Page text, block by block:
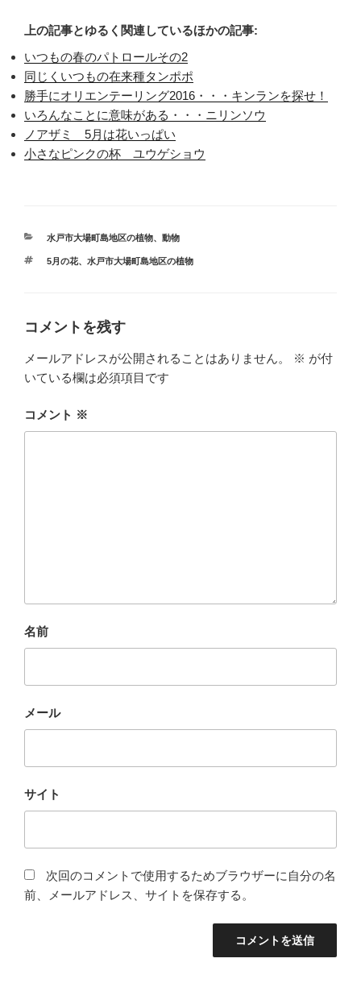
上の記事とゆるく関連しているほかの記事:
いつもの春のパトロールその2
同じくいつもの在来種タンポポ
勝手にオリエンテーリング2016・・・キンランを探せ！
いろんなことに意味がある・・・ニリンソウ
ノアザミ 5月は花いっぱい
小さなピンクの杯 ユウゲショウ
カ
ゴ
水戸市大場町島地区の植物、動物
タ
5月の花、 水戸市大場町島地区の植物
コメントを残す
メールアドレスが公開されることはありません。 ※ が付
いている欄は必須項目です
コメント ※
名前
メール
サイト
次回のコメントで使用するためブラウザーに自分の名
前、メールアドレス、サイトを保存する。